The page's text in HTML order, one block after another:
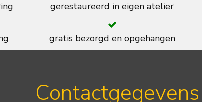
gerestaureerd in eigen atelier
gratis bezorgd en opgehangen
Contactgegevens